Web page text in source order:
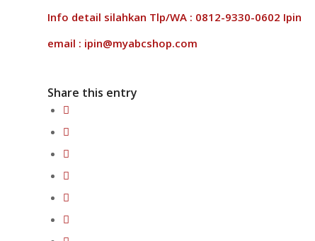
Info detail silahkan Tlp/WA : 0812-9330-0602 Ipin
email : ipin@myabcshop.com
Share this entry